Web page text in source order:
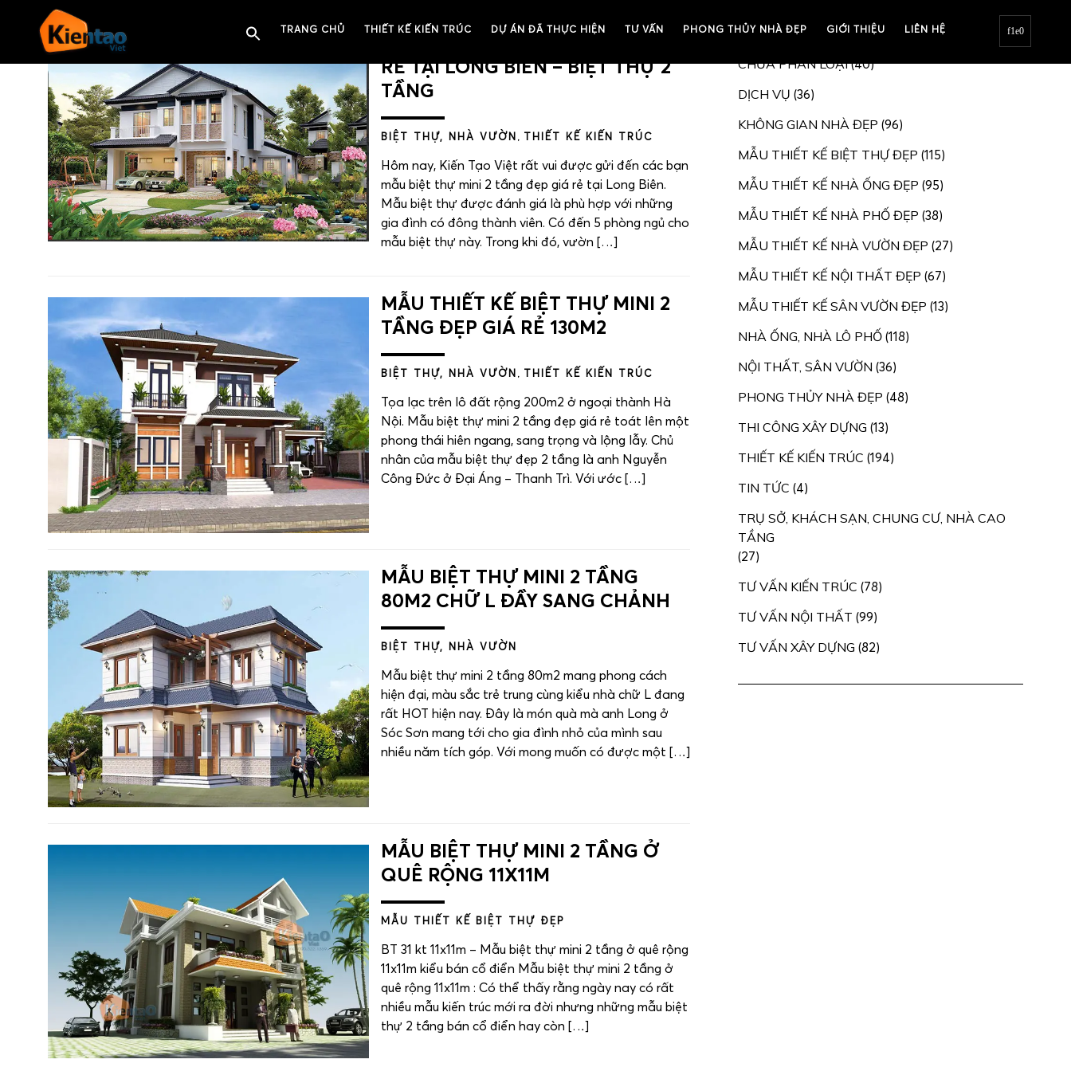
TRANG CHỦ THIẾT KẾ KIẾN TRÚC DỰ ÁN ĐÃ THỰC HIỆN TƯ VẤN PHONG THỦY NHÀ ĐẸP GIỚI THIỆU LIÊN HỆ
RẺ TẠI LONG BIÊN – BIỆT THỰ 2
TẦNG
BIỆT THỰ, NHÀ VƯỜN , THIẾT KẾ KIẾN TRÚC
Hôm nay, Kiến Tạo Việt rất vui được gửi đến các bạn
mẫu biệt thự mini 2 tầng đẹp giá rẻ tại Long Biên.
Mẫu biệt thự được đánh giá là phù hợp với những
gia đình có đông thành viên. Có đến 5 phòng ngủ cho
mẫu biệt thự này. Trong khi đó, vườn […]
MẪU THIẾT KẾ BIỆT THỰ MINI 2
TẦNG ĐẸP GIÁ RẺ 130M2
BIỆT THỰ, NHÀ VƯỜN , THIẾT KẾ KIẾN TRÚC
Tọa lạc trên lô đất rộng 200m2 ở ngoại thành Hà
Nội. Mẫu biệt thự mini 2 tầng đẹp giá rẻ toát lên một
phong thái hiên ngang, sang trọng và lộng lẫy. Chủ
nhân của mẫu biệt thự đẹp 2 tầng là anh Nguyễn
Công Đức ở Đại Áng – Thanh Trì. Với ước […]
MẪU BIỆT THỰ MINI 2 TẦNG
80M2 CHỮ L ĐẦY SANG CHẢNH
BIỆT THỰ, NHÀ VƯỜN
Mẫu biệt thự mini 2 tầng 80m2 mang phong cách
hiện đại, màu sắc trẻ trung cùng kiểu nhà chữ L đang
rất HOT hiện nay. Đây là món quà mà anh Long ở
Sóc Sơn mang tới cho gia đình nhỏ của mình sau
nhiều năm tích góp. Với mong muốn có được một […]
MẪU BIỆT THỰ MINI 2 TẦNG Ở
QUÊ RỘNG 11X11M
MẪU THIẾT KẾ BIỆT THỰ ĐẸP
BT 31 kt 11x11m – Mẫu biệt thự mini 2 tầng ở quê rộng
11x11m kiểu bán cổ điển Mẫu biệt thự mini 2 tầng ở
quê rộng 11x11m : Có thể thấy rằng ngày nay có rất
nhiều mẫu kiến trúc mới ra đời nhưng những mẫu biệt
thự 2 tầng bán cổ điển hay còn […]
BIỆT THỰ, NHÀ VƯỜN(207)
CHƯA PHÂN LOẠI(40)
DỊCH VỤ (36)
KHÔNG GIAN NHÀ ĐẸP (96)
MẪU THIẾT KẾ BIỆT THỰ ĐẸP (115)
MẪU THIẾT KẾ NHÀ ỐNG ĐẸP (95)
MẪU THIẾT KẾ NHÀ PHỐ ĐẸP (38)
MẪU THIẾT KẾ NHÀ VƯỜN ĐẸP (27)
MẪU THIẾT KẾ NỘI THẤT ĐẸP (67)
MẪU THIẾT KẾ SÂN VƯỜN ĐẸP (13)
NHÀ ỐNG, NHÀ LÔ PHỐ (118)
NỘI THẤT, SÂN VƯỜN (36)
PHONG THỦY NHÀ ĐẸP (48)
THI CÔNG XÂY DỰNG (13)
THIẾT KẾ KIẾN TRÚC (194)
TIN TỨC (4)
TRỤ SỞ, KHÁCH SẠN, CHUNG CƯ, NHÀ CAO
TẦNG
(27)
TƯ VẤN KIẾN TRÚC (78)
TƯ VẤN NỘI THẤT (99)
TƯ VẤN XÂY DỰNG (82)
VĂN PHÒNG THIẾT KẾ KIẾN TRÚC KIẾN
Trụ sở Hà Nội :Số 11 Khu nhà ở thương mại
Hoàng Gia, Tô Hiệu, Hà Đông, Hà Nội
• Gọi ngay : 0981.22.1369
© VĂN PHÒNG THIẾT KẾ KIẾN TRÚC KIẾN TẠO VIỆT • KIENTAOVIET.VN